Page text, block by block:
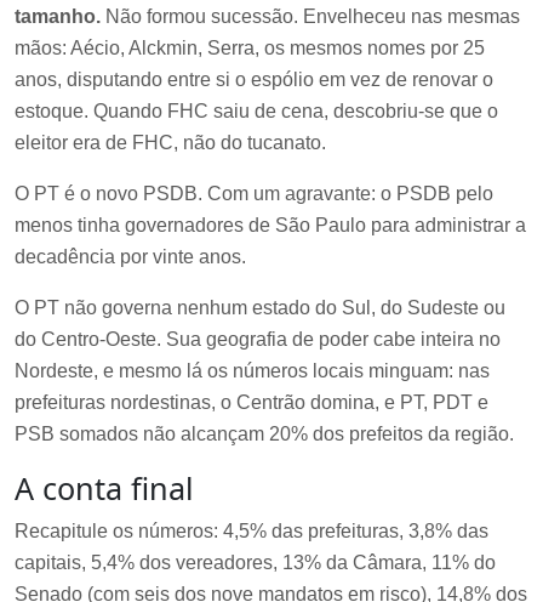
tamanho. Não formou sucessão. Envelheceu nas mesmas
mãos: Aécio, Alckmin, Serra, os mesmos nomes por 25
anos, disputando entre si o espólio em vez de renovar o
estoque. Quando FHC saiu de cena, descobriu-se que o
eleitor era de FHC, não do tucanato.
O PT é o novo PSDB. Com um agravante: o PSDB pelo
menos tinha governadores de São Paulo para administrar a
decadência por vinte anos.
O PT não governa nenhum estado do Sul, do Sudeste ou
do Centro-Oeste. Sua geografia de poder cabe inteira no
Nordeste, e mesmo lá os números locais minguam: nas
prefeituras nordestinas, o Centrão domina, e PT, PDT e
PSB somados não alcançam 20% dos prefeitos da região.
A conta final
Recapitule os números: 4,5% das prefeituras, 3,8% das
capitais, 5,4% dos vereadores, 13% da Câmara, 11% do
Senado (com seis dos nove mandatos em risco), 14,8% dos